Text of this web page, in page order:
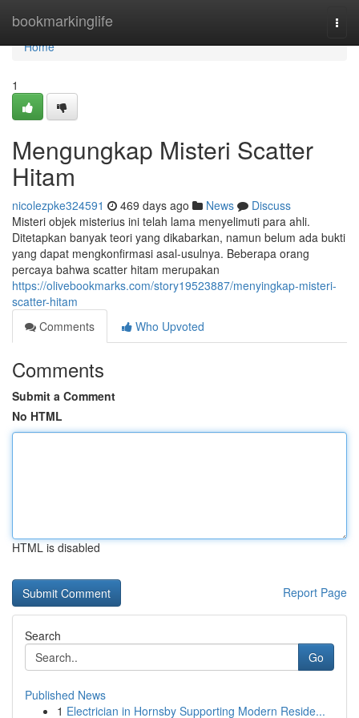
bookmarkinglife
Home
Home
1
Mengungkap Misteri Scatter
Hitam
nicolezpke324591 469 days ago News
Discuss
Misteri objek misterius ini telah lama menyelimuti para ahli.
Ditetapkan banyak teori yang dikabarkan, namun belum ada bukti
yang dapat mengkonfirmasi asal-usulnya. Beberapa orang
percaya bahwa scatter hitam merupakan
https://olivebookmarks.com/story19523887/menyingkap-misteri-
scatter-hitam
Comments
Who Upvoted
Comments
Submit a Comment
No HTML
HTML is disabled
Report Page
Search
Go
Published News
1 Electrician in Hornsby Supporting Modern Reside...